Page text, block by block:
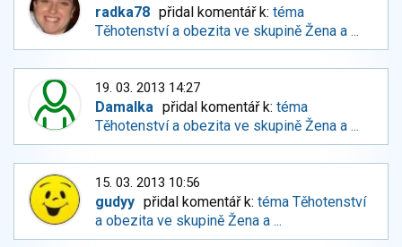
radka78 přidal komentář k:téma
Těhotenství a obezita ve skupině Žena a ...
19. 03. 2013 14:27
Damalka přidal komentář k:téma
Těhotenství a obezita ve skupině Žena a ...
15. 03. 2013 10:56
gudyy přidal komentář k:téma Těhotenství
a obezita ve skupině Žena a ...